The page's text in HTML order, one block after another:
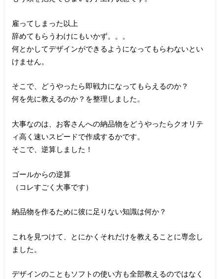
雇ってしまった以上
辞めてもらうわけにもいかず。。。
何とかしてデザインができるようになってもらわないとい
けません。
そこで、どうやったら即戦力になってもらえるのか？
何を先に教えるのか？を整理しました。
大事なのは、お客さんへの納品物をどうやったらクオリテ
ィ高く速いスピードで作成するかです。
そこで、逆算しました！
ゴールからの逆算
（コレすごく大事です）
納品物を作るために彼に足りない知識は何か？
これを見つけて、とにかくそれだけを教えることに専念し
ました。
デザインのこともソフトの使い方も全部教えるのではなく